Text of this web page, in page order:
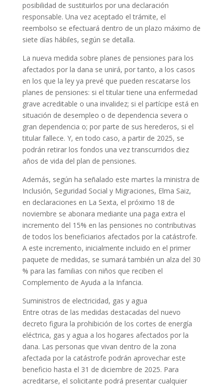
posibilidad de sustituirlos por una declaración
responsable. Una vez aceptado el trámite, el
reembolso se efectuará dentro de un plazo máximo de
siete días hábiles, según se detalla.
La nueva medida sobre planes de pensiones para los
afectados por la dana se unirá, por tanto, a los casos
en los que la ley ya prevé que pueden rescatarse los
planes de pensiones: si el titular tiene una enfermedad
grave acreditable o una invalidez; si el partícipe está en
situación de desempleo o de dependencia severa o
gran dependencia o; por parte de sus herederos, si el
titular fallece. Y, en todo caso, a partir de 2025, se
podrán retirar los fondos una vez transcurridos diez
años de vida del plan de pensiones.
Además, según ha señalado este martes la ministra de
Inclusión, Seguridad Social y Migraciones, Elma Saiz,
en declaraciones en La Sexta, el próximo 18 de
noviembre se abonara mediante una paga extra el
incremento del 15% en las pensiones no contributivas
de todos los beneficiarios afectados por la catástrofe.
A este incremento, inicialmente incluido en el primer
paquete de medidas, se sumará también un alza del 30
% para las familias con niños que reciben el
Complemento de Ayuda a la Infancia.
Suministros de electricidad, gas y agua
Entre otras de las medidas destacadas del nuevo
decreto figura la prohibición de los cortes de energía
eléctrica, gas y agua a los hogares afectados por la
dana. Las personas que vivan dentro de la zona
afectada por la catástrofe podrán aprovechar este
beneficio hasta el 31 de diciembre de 2025. Para
acreditarse, el solicitante podrá presentar cualquier